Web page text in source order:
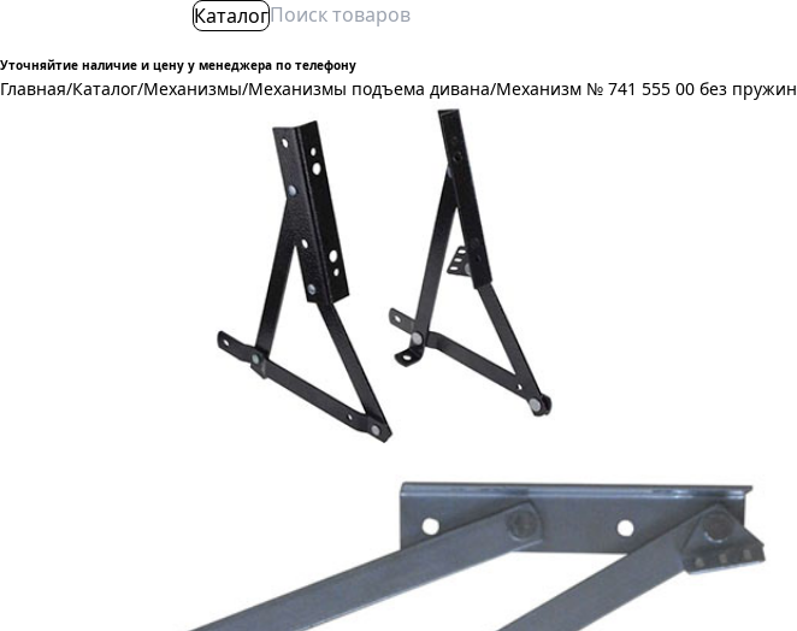
Каталог
Уточняйтие наличие и цену у менеджера по телефону
Главная/Каталог/Механизмы/Механизмы подъема дивана/Механизм № 741 555 00 без пружин